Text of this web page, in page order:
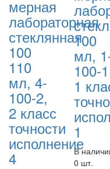
мерная
лабораторная
стеклянная
100
110
мл, 4-
100-2,
2 класс
точности
исполнение
4
100
мл,
100-
1
1
В
0 шт.